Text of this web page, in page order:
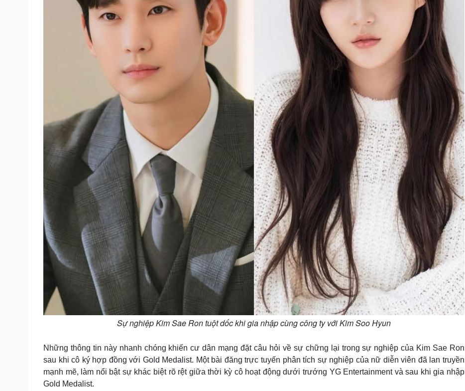
Sự nghiệp Kim Sae Ron tuột dốc khi gia nhập cùng công ty với Kim Soo Hyun
Những thông tin này nhanh chóng khiến cư dân mạng đặt câu hỏi về sự chững lại trong sự nghiệp của Kim Sae Ron
sau khi cô ký hợp đồng với Gold Medalist. Một bài đăng trực tuyến phân tích sự nghiệp của nữ diễn viên đã lan truyền
mạnh mẽ, làm nổi bật sự khác biệt rõ rệt giữa thời kỳ cô hoạt động dưới trướng YG Entertainment và sau khi gia nhập
Gold Medalist.